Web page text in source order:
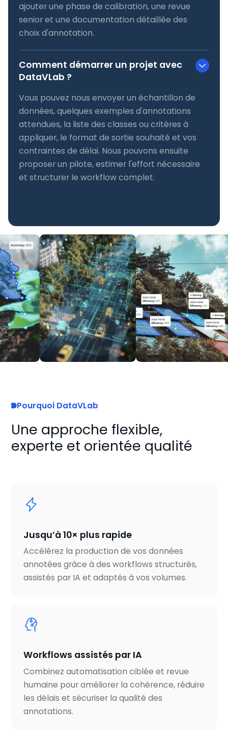
ajouter une phase de calibration, une revue
senior et une documentation détaillée des
choix d'annotation.
Comment démarrer un projet avec
DataVLab ?
Vous pouvez nous envoyer un échantillon de
données, quelques exemples d'annotations
attendues, la liste des classes ou critères à
appliquer, le format de sortie souhaité et vos
contraintes de délai. Nous pouvons ensuite
proposer un pilote, estimer l'effort nécessaire
et structurer le workflow complet.
Pourquoi DataVLab
Une approche flexible,
experte et orientée qualité
Jusqu’à 10× plus rapide
Accélérez la production de vos données
annotées grâce à des workflows structurés,
assistés par IA et adaptés à vos volumes.
Workflows assistés par IA
Combinez automatisation ciblée et revue
humaine pour améliorer la cohérence, réduire
les délais et sécuriser la qualité des
annotations.